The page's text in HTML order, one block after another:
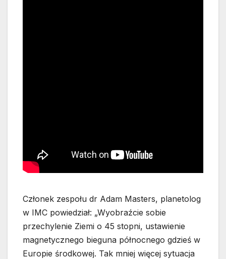
Członek zespołu dr Adam Masters, planetolog
w IMC powiedział: „Wyobraźcie sobie
przechylenie Ziemi o 45 stopni, ustawienie
magnetycznego bieguna północnego gdzieś w
Europie środkowej. Tak mniej więcej sytuacja